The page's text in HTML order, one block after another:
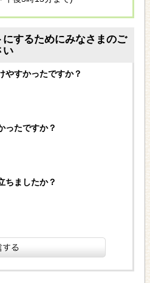
するためにみなさまのご
い
やすかったですか？
ったですか？
ちましたか？